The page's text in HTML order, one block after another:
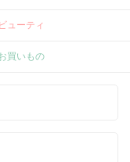
ビューティ
買いもの